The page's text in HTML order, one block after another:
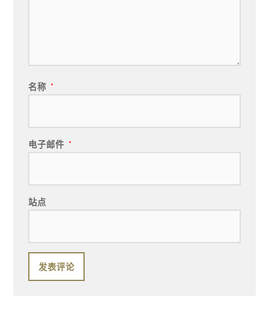
名称 *
电子邮件 *
站点